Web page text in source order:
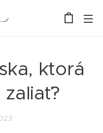
ktorá